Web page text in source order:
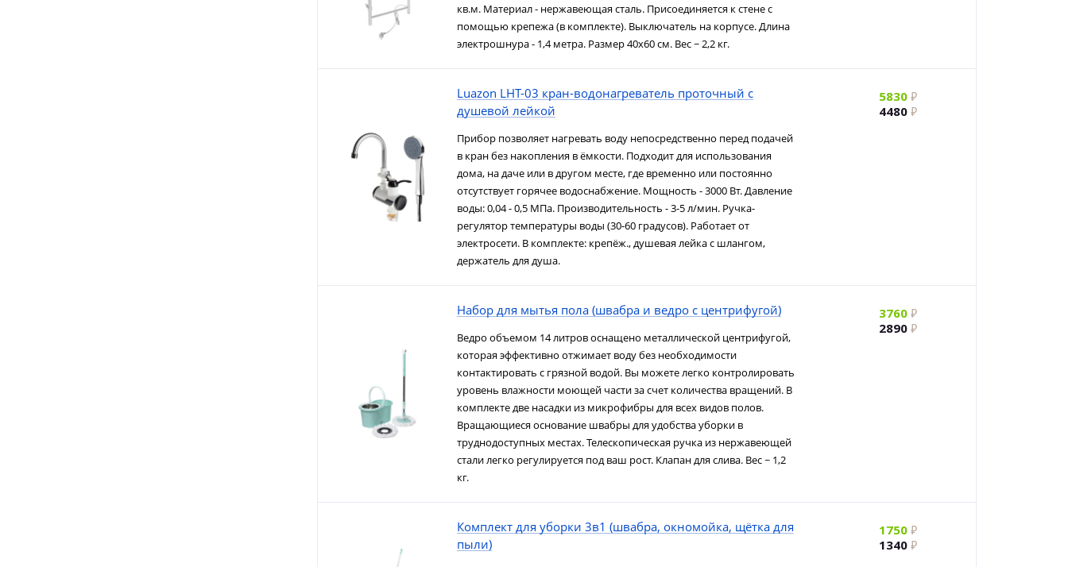
кв.м. Материал - нержавеющая сталь. Присоединяется к стене с
помощью крепежа (в комплекте). Выключатель на корпусе. Длина
электрошнура - 1,4 метра. Размер 40х60 см. Вес ~ 2,2 кг.
Luazon LHT-03 кран-водонагреватель проточный с
душевой лейкой
Прибор позволяет нагревать воду непосредственно перед подачей
в кран без накопления в ёмкости. Подходит для использования
дома, на даче или в другом месте, где временно или постоянно
отсутствует горячее водоснабжение. Мощность - 3000 Вт. Давление
воды: 0,04 - 0,5 МПа. Производительность - 3-5 л/мин. Ручка-
регулятор температуры воды (30-60 градусов). Работает от
электросети. В комплекте: крепёж., душевая лейка с шлангом,
держатель для душа.
5830
4480
Набор для мытья пола (швабра и ведро с центрифугой)
Ведро объемом 14 литров оснащено металлической центрифугой,
которая эффективно отжимает воду без необходимости
контактировать с грязной водой. Вы можете легко контролировать
уровень влажности моющей части за счет количества вращений. В
комплекте две насадки из микрофибры для всех видов полов.
Вращающиеся основание швабры для удобства уборки в
труднодоступных местах. Телескопическая ручка из нержавеющей
стали легко регулируется под ваш рост. Клапан для слива. Вес ~ 1,2
кг.
3760
2890
Комплект для уборки 3в1 (швабра, окномойка, щётка для
пыли)
1750
1340